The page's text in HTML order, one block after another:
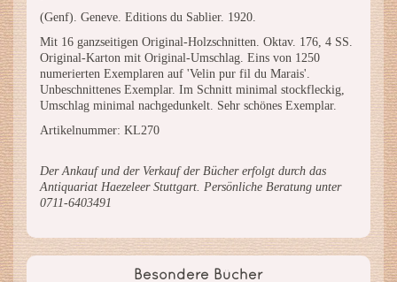
(Genf). Geneve. Editions du Sablier. 1920.
Mit 16 ganzseitigen Original-Holzschnitten. Oktav. 176, 4 SS.
Original-Karton mit Original-Umschlag. Eins von 1250
numerierten Exemplaren auf 'Velin pur fil du Marais'.
Unbeschnittenes Exemplar. Im Schnitt minimal stockfleckig,
Umschlag minimal nachgedunkelt. Sehr schönes Exemplar.
Artikelnummer: KL270
Der Ankauf und der Verkauf der Bücher erfolgt durch das
Antiquariat Haezeleer Stuttgart. Persönliche Beratung unter
0711-6403491
Besondere Bücher